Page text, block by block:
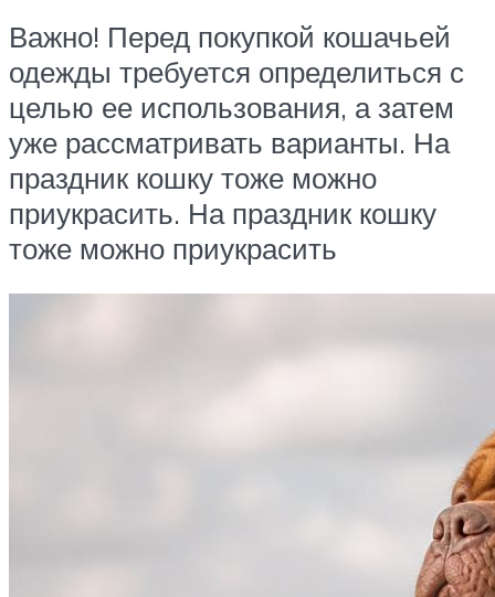
Важно! Перед покупкой кошачьей
одежды требуется определиться с
целью ее использования, а затем
уже рассматривать варианты. На
праздник кошку тоже можно
приукрасить. На праздник кошку
тоже можно приукрасить